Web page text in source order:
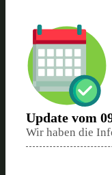
Update vom
Wir haben die